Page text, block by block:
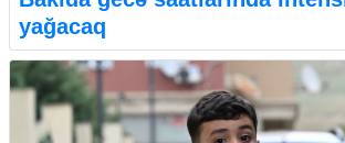
yağacaq